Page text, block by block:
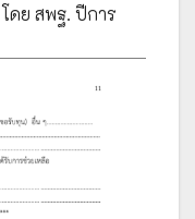
ดย สพฐ. ปีการ